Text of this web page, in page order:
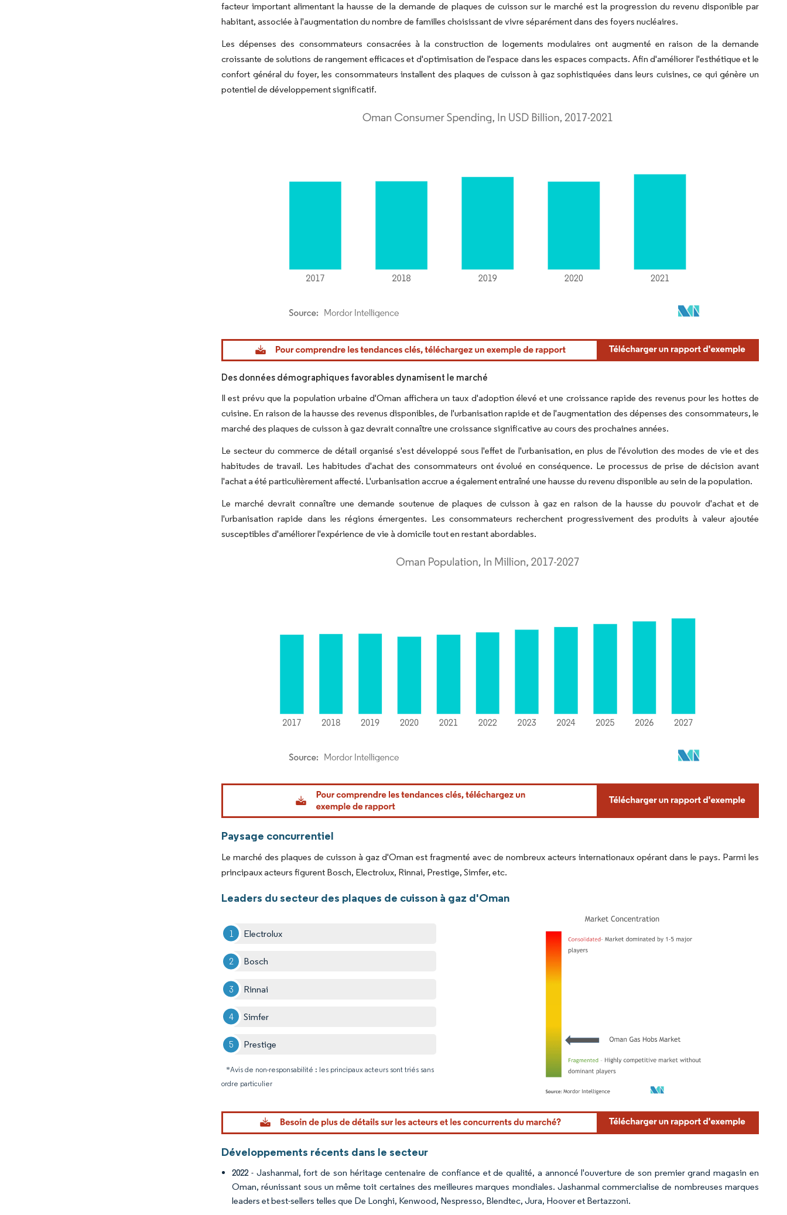
facteur important alimentant la hausse de la demande de plaques de cuisson sur le marché est la progression du revenu disponible par
habitant, associée à l'augmentation du nombre de familles choisissant de vivre séparément dans des foyers nucléaires.
Les dépenses des consommateurs consacrées à la construction de logements modulaires ont augmenté en raison de la demande
croissante de solutions de rangement efficaces et d'optimisation de l'espace dans les espaces compacts. Afin d'améliorer l'esthétique et le
confort général du foyer, les consommateurs installent des plaques de cuisson à gaz sophistiquées dans leurs cuisines, ce qui génère un
potentiel de développement significatif.
Image © Mordor Intelligence. La réutilisation nécessite une attribution sous CC BY 4.0.
Des données démographiques favorables dynamisent le marché
Il est prévu que la population urbaine d'Oman affichera un taux d'adoption élevé et une croissance rapide des revenus pour les hottes de
cuisine. En raison de la hausse des revenus disponibles, de l'urbanisation rapide et de l'augmentation des dépenses des consommateurs, le
marché des plaques de cuisson à gaz devrait connaître une croissance significative au cours des prochaines années.
Le secteur du commerce de détail organisé s'est développé sous l'effet de l'urbanisation, en plus de l'évolution des modes de vie et des
habitudes de travail. Les habitudes d'achat des consommateurs ont évolué en conséquence. Le processus de prise de décision avant
l'achat a été particulièrement affecté. L'urbanisation accrue a également entraîné une hausse du revenu disponible au sein de la population.
Le marché devrait connaître une demande soutenue de plaques de cuisson à gaz en raison de la hausse du pouvoir d'achat et de
l'urbanisation rapide dans les régions émergentes. Les consommateurs recherchent progressivement des produits à valeur ajoutée
susceptibles d'améliorer l'expérience de vie à domicile tout en restant abordables.
Image © Mordor Intelligence. La réutilisation nécessite une attribution sous CC BY 4.0.
Paysage concurrentiel
Le marché des plaques de cuisson à gaz d'Oman est fragmenté avec de nombreux acteurs internationaux opérant dans le pays. Parmi les
principaux acteurs figurent Bosch, Electrolux, Rinnai, Prestige, Simfer, etc.
Leaders du secteur des plaques de cuisson à gaz d'Oman
Electrolux
Bosch
Rinnai
Simfer
Prestige
*Avis de non-responsabilité : les principaux acteurs sont triés sans
ordre particulier
Image © Mordor Intelligence. La réutilisation nécessite une attribution sous CC BY 4.0.
Développements récents dans le secteur
2022- Jashanmal, fort de son héritage centenaire de confiance et de qualité, a annoncé l'ouverture de son premier grand magasin en
Oman, réunissant sous un même toit certaines des meilleures marques mondiales. Jashanmal commercialise de nombreuses marques
leaders et best-sellers telles que De Longhi, Kenwood, Nespresso, Blendtec, Jura, Hoover et Bertazzoni.